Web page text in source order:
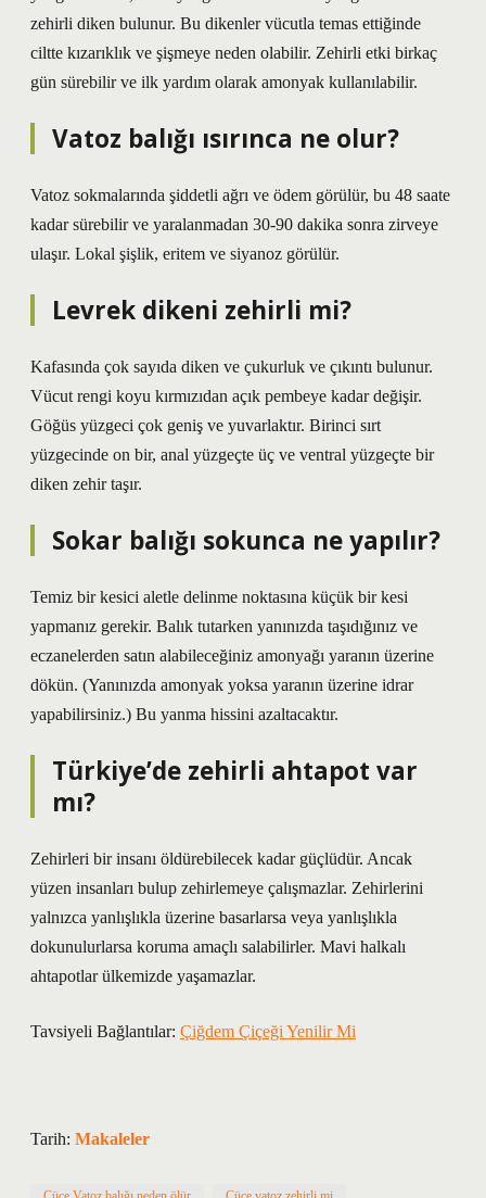
zehirli diken bulunur. Bu dikenler vücutla temas ettiğinde
ciltte kızarıklık ve şişmeye neden olabilir. Zehirli etki birkaç
gün sürebilir ve ilk yardım olarak amonyak kullanılabilir.
Vatoz balığı ısırınca ne olur?
Vatoz sokmalarında şiddetli ağrı ve ödem görülür, bu 48 saate
kadar sürebilir ve yaralanmadan 30-90 dakika sonra zirveye
ulaşır. Lokal şişlik, eritem ve siyanoz görülür.
Levrek dikeni zehirli mi?
Kafasında çok sayıda diken ve çukurluk ve çıkıntı bulunur.
Vücut rengi koyu kırmızıdan açık pembeye kadar değişir.
Göğüs yüzgeci çok geniş ve yuvarlaktır. Birinci sırt
yüzgecinde on bir, anal yüzgeçte üç ve ventral yüzgeçte bir
diken zehir taşır.
Sokar balığı sokunca ne yapılır?
Temiz bir kesici aletle delinme noktasına küçük bir kesi
yapmanız gerekir. Balık tutarken yanınızda taşıdığınız ve
eczanelerden satın alabileceğiniz amonyağı yaranın üzerine
dökün. (Yanınızda amonyak yoksa yaranın üzerine idrar
yapabilirsiniz.) Bu yanma hissini azaltacaktır.
Türkiye’de zehirli ahtapot var
mı?
Zehirleri bir insanı öldürebilecek kadar güçlüdür. Ancak
yüzen insanları bulup zehirlemeye çalışmazlar. Zehirlerini
yalnızca yanlışlıkla üzerine basarlarsa veya yanlışlıkla
dokunulurlarsa koruma amaçlı salabilirler. Mavi halkalı
ahtapotlar ülkemizde yaşamazlar.
Tavsiyeli Bağlantılar: Çiğdem Çiçeği Yenilir Mi
Tarih: Makaleler